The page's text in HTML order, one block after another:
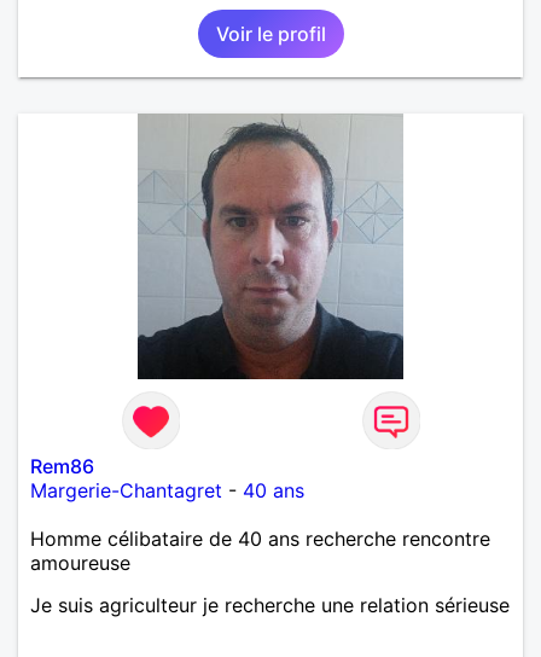
Voir le profil
Rem86
Margerie-Chantagret - 40 ans
Homme célibataire de 40 ans recherche rencontre
amoureuse
Je suis agriculteur je recherche une relation sérieuse